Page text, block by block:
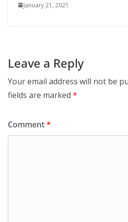
January 21, 2021
Leave a Reply
Your email address will not be
fields are marked *
Comment*